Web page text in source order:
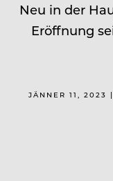
Neu in der
Eröffnung
JÄNNER 11, 2023